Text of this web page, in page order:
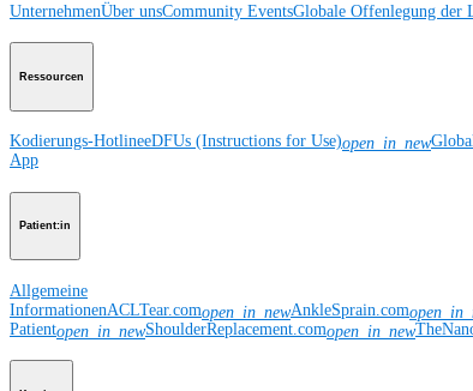
UnternehmenÜber unsCommunity EventsGlobale Offenlegung der
Ressourcen
Kodierungs-HotlineeDFUs (Instructions for Use)open_in_new
App
Patient:in
Allgemeine
InformationenACLTear.comopen_in_newAnkleSprain.com
Patientopen_in_newShoulderReplacement.comopen_in_new